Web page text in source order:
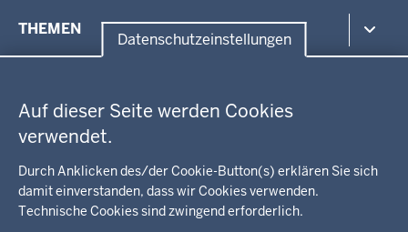
Datenschutzeinstellungen
Auf dieser Seite werden Cookies
verwendet.
Durch Anklicken des/der Cookie-Button(s) erklären Sie sich
damit einverstanden, dass wir Cookies verwenden.
Technische Cookies sind zwingend erforderlich.
der
THEMEN
Kommunalaufsicht, Planung, Verkehr
Energie, Bergbau
Recht, Ordnung
Integration, Migration
Behördenleitung
Regierungsbezirk
KARRIERE
Stellenausschreibungen
Aktuelle Ausbildungsstellen und Praktika